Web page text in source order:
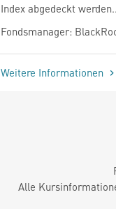
Index abgedeckt werden..
Fondsmanager:
Weitere Informationen
Alle